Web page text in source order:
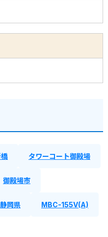
タワーコート御殿場
御殿場市
静岡県 MBC-155V(A)